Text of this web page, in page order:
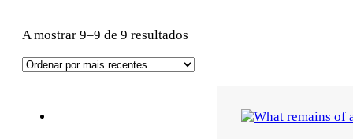
A mostrar 9–9 de 9 resultados
mais